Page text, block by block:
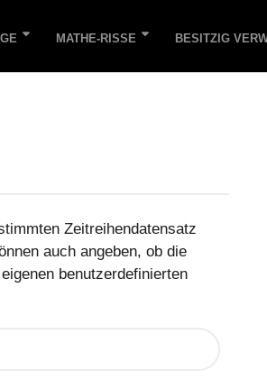
MATHE-RISSE BESITZIG
Zeitreihendatensatz
auch angeben, ob die
benutzerdefinierten